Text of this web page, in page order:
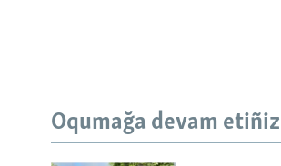
Oqumağa devam etiñiz